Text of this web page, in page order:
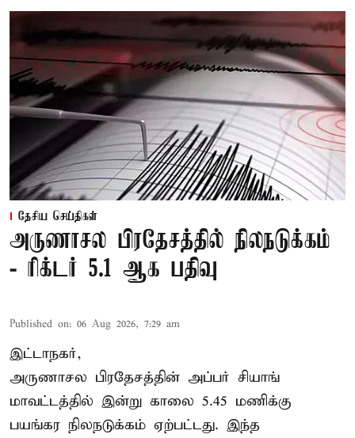
தேசிய செய்திகள்
அருணாசல பிரதேசத்தில் நிலநடுக்கம்
- ரிக்டர் 5.1 ஆக பதிவு
Published on: 06 Aug 2026, 7:29 am
இட்டாநகர்,
அருணாசல பிரதேசத்தின் அப்பர் சியாங்
மாவட்டத்தில் இன்று காலை 5.45 மணிக்கு
பயங்கர நிலநடுக்கம் ஏற்பட்டது. இந்த